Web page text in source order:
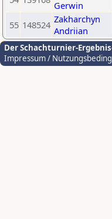
Gerwin
55 148524 Zakharchyn
Andriian
Der Schachturnier-
Impressum /